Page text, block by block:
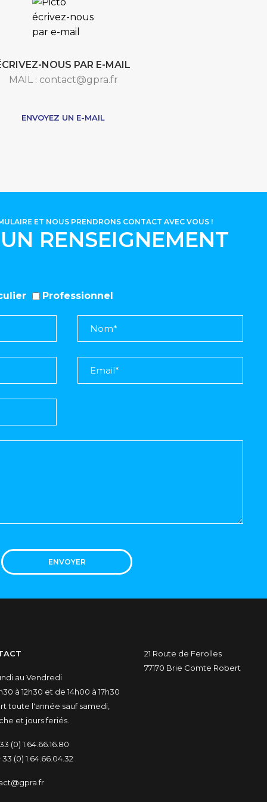
NOUS PAR E-MAIL
MAIL : contact@gpra.fr
ENVOYEZ UN E-MAIL
RENSEIGNEMENT
ET NOUS PRENDRONS CONTACT AVEC VOUS !
Professionnel
ENVOYER
au Vendredi
à 12h30 et de 14h00 à 17h30
toute l'année sauf samedi,
et jours feriés.
(0) 1.64.66.16.80
33 (0) 1.64.66.04.32
21 Route de Ferolles
77170 Brie Comte Robert